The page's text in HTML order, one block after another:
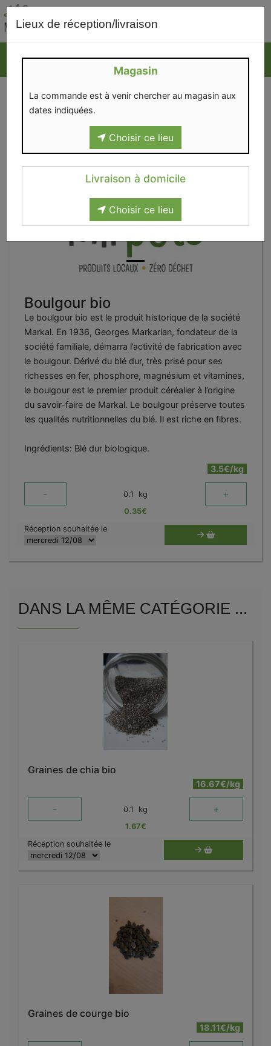
Lieux de réception/livraison
Magasin
La commande est à venir chercher au magasin aux
dates indiquées.
Choisir ce lieu
Livraison à domicile
Choisir ce lieu
Boulgour bio
Le boulgour bio est le produit historique de la société
Markal. En 1936, Georges Markarian, fondateur de la
société familiale, démarra l’activité de fabrication avec
le boulgour. Dérivé du blé dur, très prisé pour ses
richesses en fer, phosphore, magnésium et vitamines,
le boulgour est le premier produit céréalier à l’origine
du savoir-faire de Markal. Le boulgour préserve toutes
les qualités nutritionnelles du blé. Il est riche en fibres.
Ingrédients: Blé dur biologique.
3.5€/kg
- 0.1 kg +
0.35€
Réception souhaitée le
DANS LA MÊME CATÉGORIE ...
Graines de chia bio
16.67€/kg
- 0.1 kg +
1.67€
Réception souhaitée le
Graines de courge bio
18.11€/kg